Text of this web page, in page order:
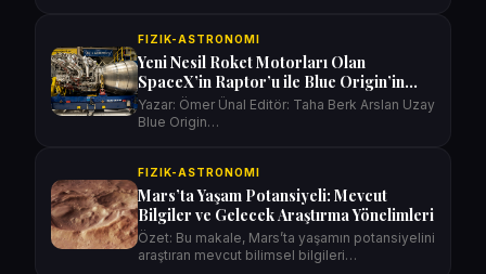
FIZIK-ASTRONOMI
Yeni Nesil Roket Motorları Olan
SpaceX’in Raptor’u ile Blue Origin’in
BE-4’ünün Karşılaştırması
Yazar: Ömer Ünal Editör: Taha Berk Arslan Uzay
Blue Origin…
FIZIK-ASTRONOMI
Mars’ta Yaşam Potansiyeli: Mevcut
Bilgiler ve Gelecek Araştırma Yönelimleri
Özet: Bu makale, Mars’ta yaşamın potansiyelini
araştıran mevcut bilimsel bilgileri…